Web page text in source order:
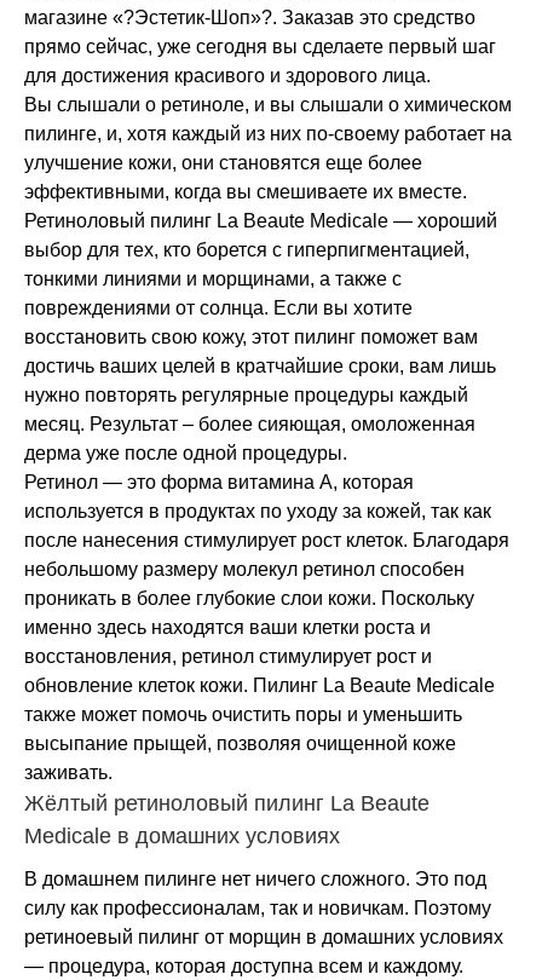
магазине «?Эстетик-Шоп»?. Заказав это средство
прямо сейчас, уже сегодня вы сделаете первый шаг
для достижения красивого и здорового лица.
Вы слышали о ретиноле, и вы слышали о химическом
пилинге, и, хотя каждый из них по-своему работает на
улучшение кожи, они становятся еще более
эффективными, когда вы смешиваете их вместе.
Ретиноловый пилинг La Beaute Medicale — хороший
выбор для тех, кто борется с гиперпигментацией,
тонкими линиями и морщинами, а также с
повреждениями от солнца. Если вы хотите
восстановить свою кожу, этот пилинг поможет вам
достичь ваших целей в кратчайшие сроки, вам лишь
нужно повторять регулярные процедуры каждый
месяц. Результат – более сияющая, омоложенная
дерма уже после одной процедуры.
Ретинол — это форма витамина А, которая
используется в продуктах по уходу за кожей, так как
после нанесения стимулирует рост клеток. Благодаря
небольшому размеру молекул ретинол способен
проникать в более глубокие слои кожи. Поскольку
именно здесь находятся ваши клетки роста и
восстановления, ретинол стимулирует рост и
обновление клеток кожи. Пилинг La Beaute Medicale
также может помочь очистить поры и уменьшить
высыпание прыщей, позволяя очищенной коже
заживать.
Жёлтый ретиноловый пилинг La Beaute
Medicale в домашних условиях
В домашнем пилинге нет ничего сложного. Это под
силу как профессионалам, так и новичкам. Поэтому
ретиноевый пилинг от морщин в домашних условиях
— процедура, которая доступна всем и каждому.